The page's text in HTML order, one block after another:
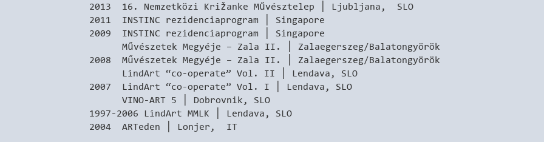
2013 16. Nemzetközi Križanke Művésztelep │ Ljubljana, SLO
2011 INSTINC rezidenciaprogram │ Singapore
2009 INSTINC rezidenciaprogram │ Singapore
Művészetek Megyéje – Zala II. │ Zalaegerszeg/Balatongyörök
2008 Művészetek Megyéje – Zala II. │ Zalaegerszeg/Balatongyörök
LindArt “co-operate” Vol. II │ Lendava, SLO
2007 LindArt “co-operate” Vol. I │ Lendava, SLO
VINO-ART 5 │ Dobrovnik, SLO
1997-2006 LindArt MMLK │ Lendava, SLO
2004 ARTeden │ Lonjer, IT